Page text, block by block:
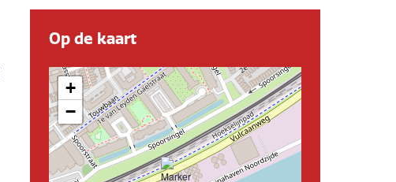
Op de kaart
+
−